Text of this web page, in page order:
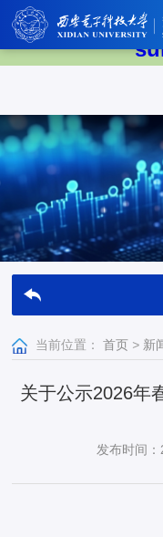
太阳集团
当前位置： 首页 > 新
关于公示2026年
发布时间